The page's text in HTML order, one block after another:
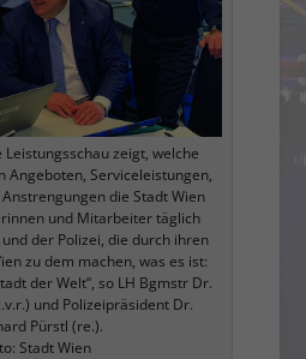
Leistungsschau zeigt, welche
Angeboten, Serviceleistungen,
die Stadt Wien
und Mitarbeiter täglich
der Polizei, die durch ihren
zu dem machen, was es ist:
der Welt“, so LH Bgmstr Dr.
und Polizeipräsident Dr.
Pürstl (re.).
Stadt Wien